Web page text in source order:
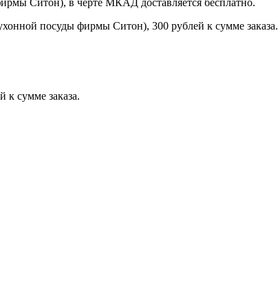
посуды фирмы Ситон), 300 рублей к сумме заказа.
сумме заказа.